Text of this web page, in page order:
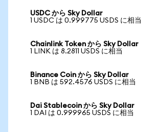
USDC から Sky Dollar
1 USDC は 0.999775 USDS に相当
Chainlink Token から Sky Dollar
1 LINK は 8.2811 USDS に相当
Binance Coin から Sky Dollar
1 BNB は 592.4576 USDS に相当
Dai Stablecoin から Sky Dollar
1 DAI は 0.999965 USDS に相当